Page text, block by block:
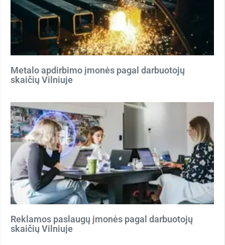
Metalo apdirbimo įmonės pagal darbuotojų
skaičių Vilniuje
Reklamos paslaugų įmonės pagal darbuotojų
skaičių Vilniuje